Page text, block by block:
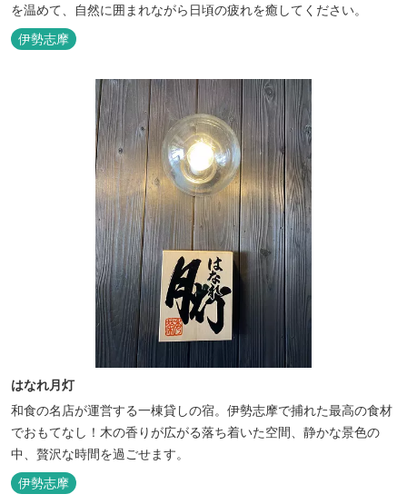
を温めて、自然に囲まれながら日頃の疲れを癒してください。
伊勢志摩
はなれ月灯
和食の名店が運営する一棟貸しの宿。伊勢志摩で捕れた最高の食材
でおもてなし！木の香りが広がる落ち着いた空間、静かな景色の
中、贅沢な時間を過ごせます。
伊勢志摩